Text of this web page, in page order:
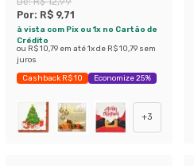
Por: R$ 9,71
à vista com Pix ou 1x no Cartão de
Crédito
ou R$ 10,79 em até1x de R$ 10,79 sem
juros
Cashback R$ 10 Economize 25%
+3